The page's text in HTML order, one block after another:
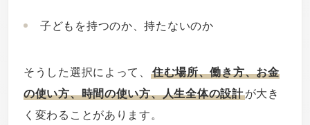
子どもを持つのか、持たないのか
そうした選択によって、 住む場所、働き方、お金
の使い方、時間の使い方、人生全体の設計が大き
く変わることがあります。